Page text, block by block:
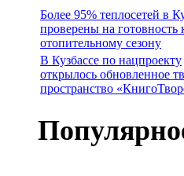
Более 95% теплосетей в
проверены на готовность
отопительному сезону
В Кузбассе по нацпроекту
открылось обновленное
пространство